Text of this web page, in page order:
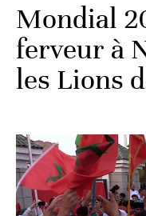
Mondial
ferveur à
les Lions